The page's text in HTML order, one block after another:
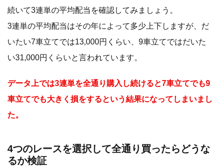
続いて3連単の平均配当を確認してみましょう。
3連単の平均配当はその年によって多少上下しますが、だ
いたい7車立てでは13,000円くらい、9車立てではだいた
い31,000円くらいと言われています。
データ上では3連単を全通り購入し続けると7車立てでも9
車立てでも大きく損をするという結果になってしまいまし
た。
4つのレースを選択して全通り買ったらどうな
るか検証